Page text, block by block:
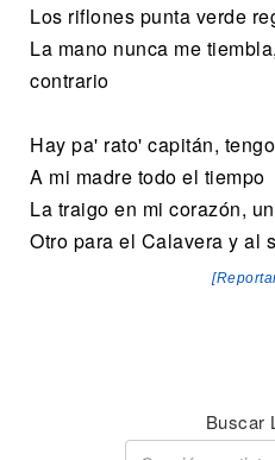
Los riflones punta verde
La mano nunca me
contrario
Hay pa' rato' capitán,
A mi madre todo el tiempo
La traigo en mi corazón,
Otro para el Calavera y al
Buscar